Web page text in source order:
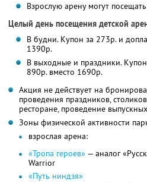
Взрослую арену могут
Целый день посещения детской
В будни. Купон за 273р. и
1390р.
В выходные и праздники.
890р. вместо 1690р.
Акция не действует на
проведения праздников,
ресторане, проведение
Зоны физической активности
взрослая арена:
«Тропа героев» — аналог
Warrior
«Путь ниндзя»